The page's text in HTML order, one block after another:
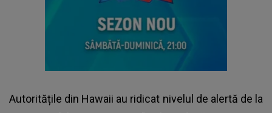
Autoritățile din Hawaii au ridicat nivelul de alertă de la